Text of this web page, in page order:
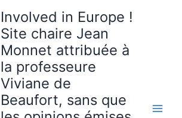
Involved in Europe !
Site chaire Jean
Monnet attribuée à
la professeure
Viviane de
Beaufort, sans que